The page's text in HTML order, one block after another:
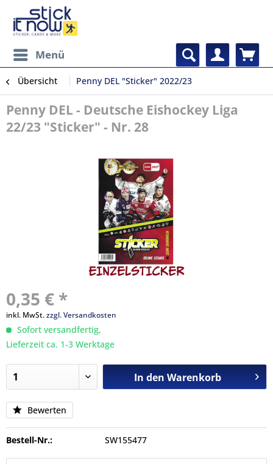
Menü
Übersicht Penny DEL "Sticker" 2022/23
Penny DEL - Deutsche Eishockey Liga
22/23 "Sticker" - Nr. 28
0,35 € *
inkl. MwSt.zzgl. Versandkosten
Sofort versandfertig,
Lieferzeit ca. 1-3 Werktage
In den Warenkorb
Bewerten
Bestell-Nr.: SW155477